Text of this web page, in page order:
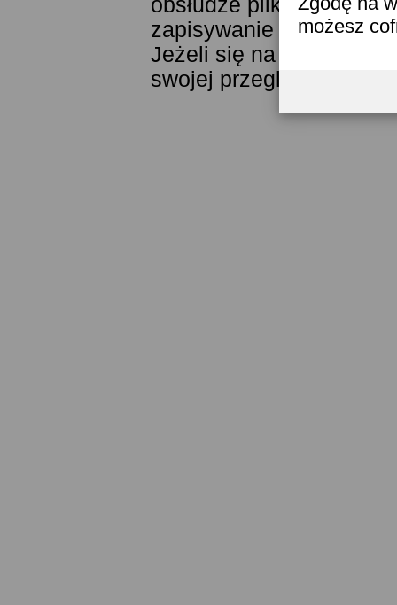
możesz
obsłudze plików
zapisywanie ich w
Jeżeli się na to nie
swojej przeglądarki.